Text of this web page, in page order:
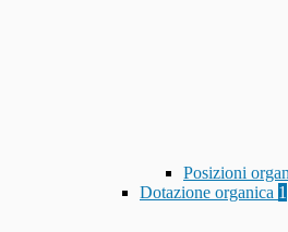
Posizioni
Dotazione organica 1